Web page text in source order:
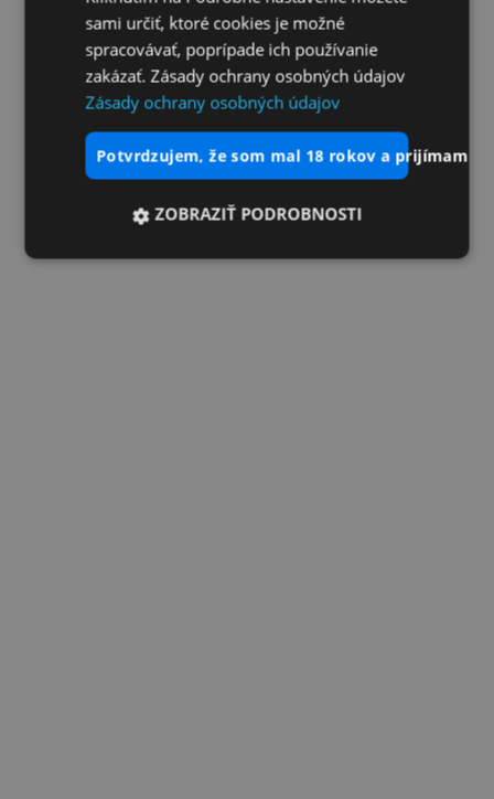
sami určiť, ktoré cookies je možné
spracovávať, poprípade ich používanie
zakázať. Zásady ochrany osobných údajov
Zásady ochrany osobných údajov
potvrdzujem, že som mal 18 rokov a prijímam
ZOBRAZIŤ PODROBNOSTI